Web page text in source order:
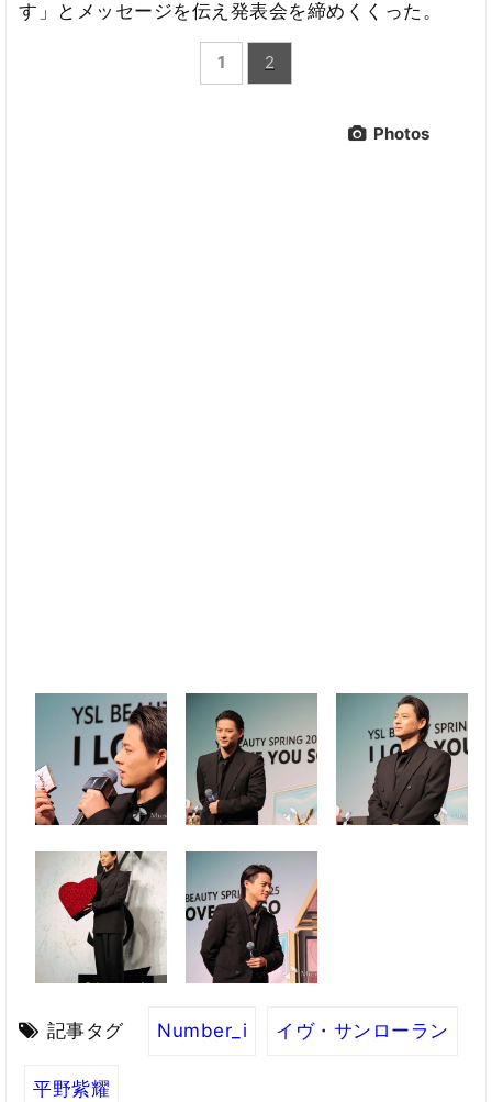
す」とメッセージを伝え発表会を締めくくった。
1 2
Photos
記事タグ Number_i イヴ・サンローラン
平野紫耀